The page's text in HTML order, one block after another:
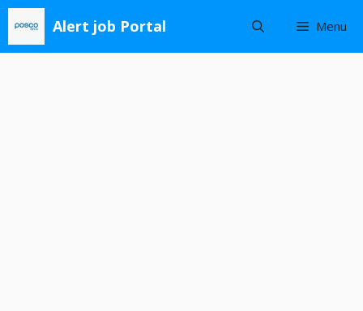
Skip
content
Alert job Portal Menu